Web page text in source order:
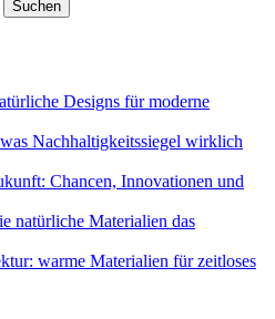
Suchen
Designs für moderne
Nachhaltigkeitssiegel wirklich
Chancen, Innovationen und
natürliche Materialien das
warme Materialien für zeitloses